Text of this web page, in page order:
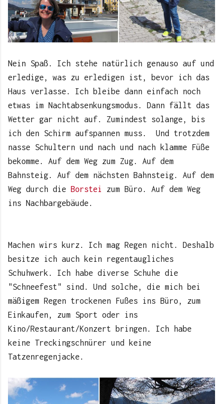
Nein Spaß. Ich stehe natürlich genauso auf und
erledige, was zu erledigen ist, bevor ich das
Haus verlasse. Ich bleibe dann einfach noch
etwas im Nachtabsenkungsmodus. Dann fällt das
Wetter gar nicht auf. Zumindest solange, bis
ich den Schirm aufspannen muss. Und trotzdem
nasse Schultern und nach und nach klamme Füße
bekomme. Auf dem Weg zum Zug. Auf dem
Bahnsteig. Auf dem nächsten Bahnsteig. Auf dem
Weg durch die Borstei zum Büro. Auf dem Weg
ins Nachbargebäude.
Machen wirs kurz. Ich mag Regen nicht. Deshalb
besitze ich auch kein regentaugliches
Schuhwerk. Ich habe diverse Schuhe die
"Schneefest" sind. Und solche, die mich bei
mäßigem Regen trockenen Fußes ins Büro, zum
Einkaufen, zum Sport oder ins
Kino/Restaurant/Konzert bringen. Ich habe
keine Treckingschnürer und keine
Tatzenregenjacke.